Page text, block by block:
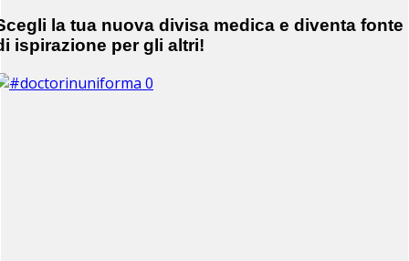
la tua nuova divisa medica e diventa fonte
ispirazione per gli altri!